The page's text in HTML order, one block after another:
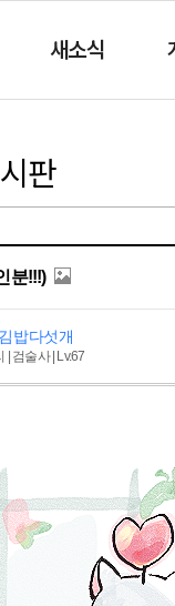
새소식
판
분!!!)
밥다섯개
| 검술사 | Lv.67